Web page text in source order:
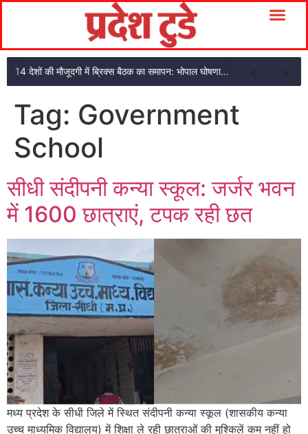
14 देशों की मौजूदगी में ब्रिक्स बैठक का समापन: भोपाल घोषणा पत्र अपनाया
Tag: Government
School
सीधी संदीपनी कन्या स्कूल: जर्जर भवन
में 1600 छात्राएं, टपक रही छत
मध्य प्रदेश के सीधी जिले में स्थित संदीपनी कन्या स्कूल (शासकीय कन्या
उच्च माध्यमिक विद्यालय) में शिक्षा ले रही छात्राओं की मुश्किलें कम नहीं हो